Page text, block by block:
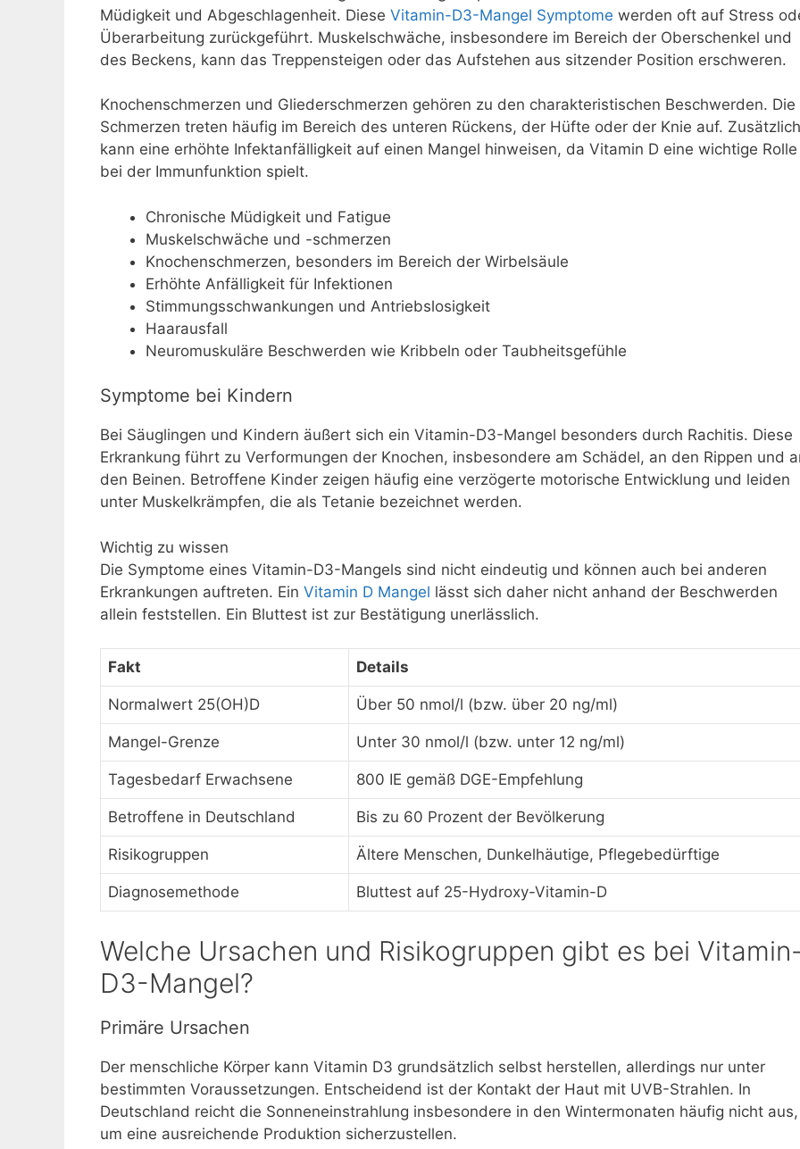
Müdigkeit und Abgeschlagenheit. Diese Vitamin-D3-Mangel Symptome werden oft auf Stress
Überarbeitung zurückgeführt. Muskelschwäche, insbesondere im Bereich der Oberschenkel und
des Beckens, kann das Treppensteigen oder das Aufstehen aus sitzender Position erschweren.
Knochenschmerzen und Gliederschmerzen gehören zu den charakteristischen Beschwerden. Die
Schmerzen treten häufig im Bereich des unteren Rückens, der Hüfte oder der Knie auf. Zusätzlich
kann eine erhöhte Infektanfälligkeit auf einen Mangel hinweisen, da Vitamin D eine wichtige Rolle
bei der Immunfunktion spielt.
Chronische Müdigkeit und Fatigue
Muskelschwäche und -schmerzen
Knochenschmerzen, besonders im Bereich der Wirbelsäule
Erhöhte Anfälligkeit für Infektionen
Stimmungsschwankungen und Antriebslosigkeit
Haarausfall
Neuromuskuläre Beschwerden wie Kribbeln oder Taubheitsgefühle
Symptome bei Kindern
Bei Säuglingen und Kindern äußert sich ein Vitamin-D3-Mangel besonders durch Rachitis. Diese
Erkrankung führt zu Verformungen der Knochen, insbesondere am Schädel, an den Rippen und
den Beinen. Betroffene Kinder zeigen häufig eine verzögerte motorische Entwicklung und leiden
unter Muskelkrämpfen, die als Tetanie bezeichnet werden.
Wichtig zu wissen
Die Symptome eines Vitamin-D3-Mangels sind nicht eindeutig und können auch bei anderen
Erkrankungen auftreten. Ein Vitamin D Mangel lässt sich daher nicht anhand der Beschwerden
allein feststellen. Ein Bluttest ist zur Bestätigung unerlässlich.
Fakt Details
Normalwert 25(OH)D Über 50 nmol/l (bzw. über 20 ng/ml)
Mangel-Grenze Unter 30 nmol/l (bzw. unter 12 ng/ml)
Tagesbedarf Erwachsene 800 IE gemäß DGE-Empfehlung
Betroffene in Deutschland Bis zu 60 Prozent der Bevölkerung
Risikogruppen Ältere Menschen, Dunkelhäutige, Pflegebedürftige
Diagnosemethode Bluttest auf 25-Hydroxy-Vitamin-D
Welche Ursachen und Risikogruppen gibt es bei
D3-Mangel?
Primäre Ursachen
Der menschliche Körper kann Vitamin D3 grundsätzlich selbst herstellen, allerdings nur unter
bestimmten Voraussetzungen. Entscheidend ist der Kontakt der Haut mit UVB-Strahlen. In
Deutschland reicht die Sonneneinstrahlung insbesondere in den Wintermonaten häufig nicht aus,
um eine ausreichende Produktion sicherzustellen.